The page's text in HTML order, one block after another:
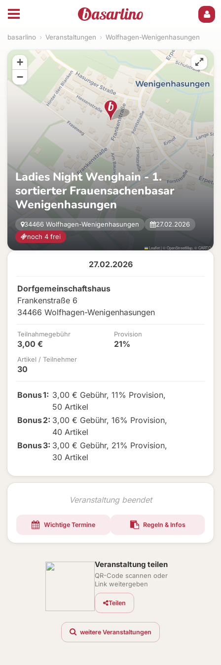
basarlino › Veranstaltungen › Wolfhagen-Wenigenhasungen
27.02.2026
Dorfgemeinschaftshaus
Frankenstraße 6
34466 Wolfhagen-Wenigenhasungen
Teilnahmegebühr
3,00 €
Provision
21%
Artikel / Teilnehmer
30
Bonus1: 3,00 € Gebühr, 11% Provision,
50 Artikel
Bonus2: 3,00 € Gebühr, 16% Provision,
40 Artikel
Bonus3: 3,00 € Gebühr, 21% Provision,
30 Artikel
Veranstaltung beendet
Wichtige Termine Regeln & Infos
Ladies Night Wenghain - 1.
sortierter Frauensachenbasar
Wenigenhasungen
34466 Wolfhagen-Wenigenhasungen
27.02.2026
noch 4 frei
+
−
Leaflet| ©OpenStreetMap , ©CARTO
Veranstaltung teilen
QR-Code scannen oder
Link weitergeben
Teilen
weitere Veranstaltungen